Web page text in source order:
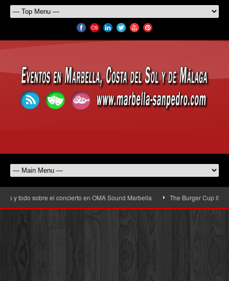
todo sobre el concierto en OMA Sound Marbella The Burger Cup llega a